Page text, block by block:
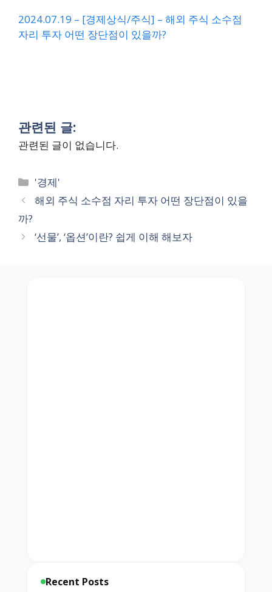
2024.07.19 – [경제상식/주식] – 해외 주식 소수점
자리 투자 어떤 장단점이 있을까?
관련된 글:
관련된 글이 없습니다.
Categories
'경제'
해외 주식 소수점 자리 투자 어떤 장단점이 있을
까?
‘선물’, ‘옵션’이란? 쉽게 이해 해보자
Recent Posts